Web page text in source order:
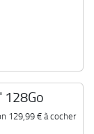
128Go
129,99 €à cocher